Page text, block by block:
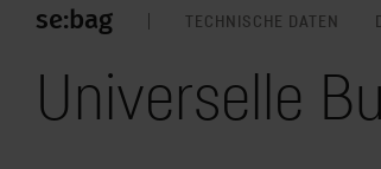
se:bag TECHNISCHE DATEN
Universelle